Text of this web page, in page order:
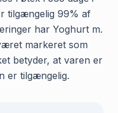
tilgængelig 99% af
har Yoghurt m.
markeret som
betyder, at varen er
er tilgængelig.